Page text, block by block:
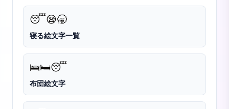
😴😪🥱
寝る絵文字一覧
🛌🛏️😴
布団絵文字